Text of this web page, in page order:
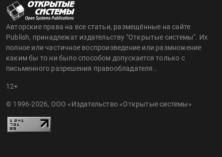
Авторские права на все статьи, размещённые на сайте
Publish, принадлежат издательству "Открытые системы". Их
полное или частичное воспроизведение или размножение
каким бы то ни было способом допускается только с
письменного разрешения правообладателя..
12+
© 1996-2026, ООО «Издательство «Открытые системы»